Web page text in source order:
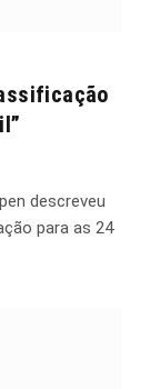
descreveu
para as 24